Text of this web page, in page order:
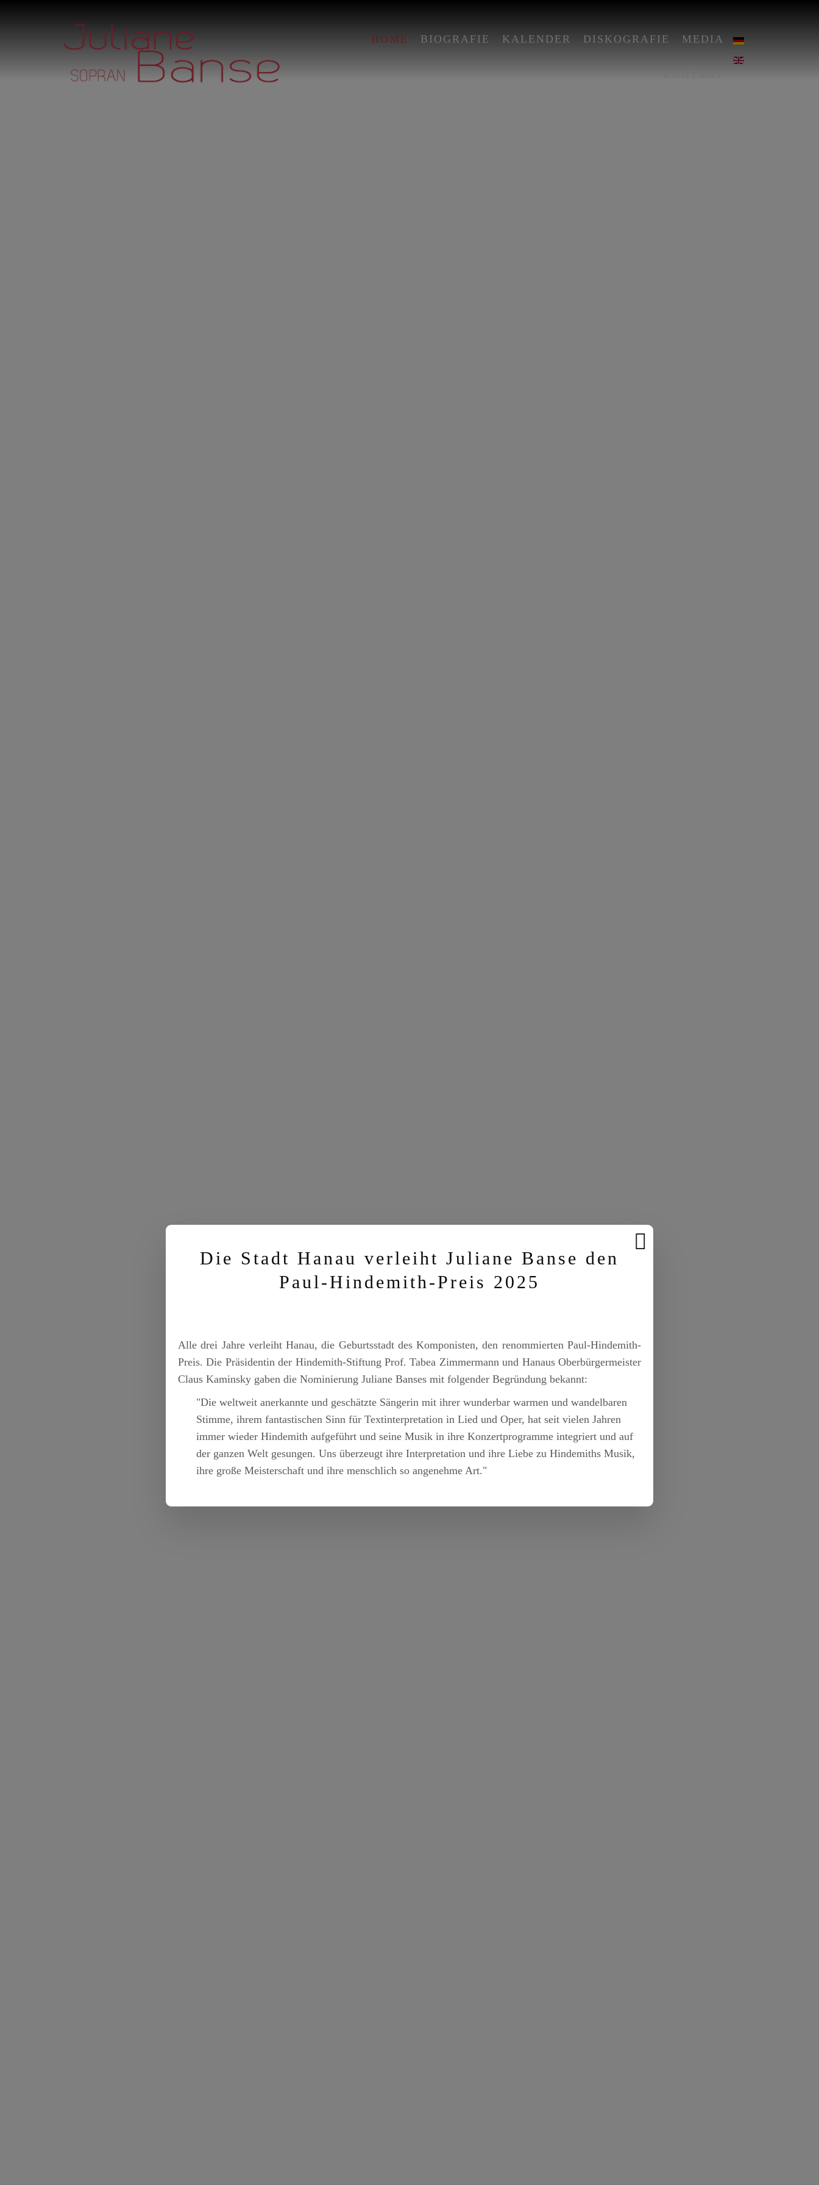
HOME BIOGRAFIE KALENDER DISKOGRAFIE MEDIA
Die Stadt Hanau verleiht Juliane Banse den
Paul-Hindemith-Preis 2025
Alle drei Jahre verleiht Hanau, die Geburtsstadt des Komponisten, den renommierten Paul-Hindemith-
Preis. Die Präsidentin der Hindemith-Stiftung Prof. Tabea Zimmermann und Hanaus Oberbürgermeister
Claus Kaminsky gaben die Nominierung Juliane Banses mit folgender Begründung bekannt:
"Die weltweit anerkannte und geschätzte Sängerin mit ihrer wunderbar warmen und wandelbaren
Stimme, ihrem fantastischen Sinn für Textinterpretation in Lied und Oper, hat seit vielen Jahren
immer wieder Hindemith aufgeführt und seine Musik in ihre Konzertprogramme integriert und auf
der ganzen Welt gesungen. Uns überzeugt ihre Interpretation und ihre Liebe zu Hindemiths Musik,
ihre große Meisterschaft und ihre menschlich so angenehme Art."